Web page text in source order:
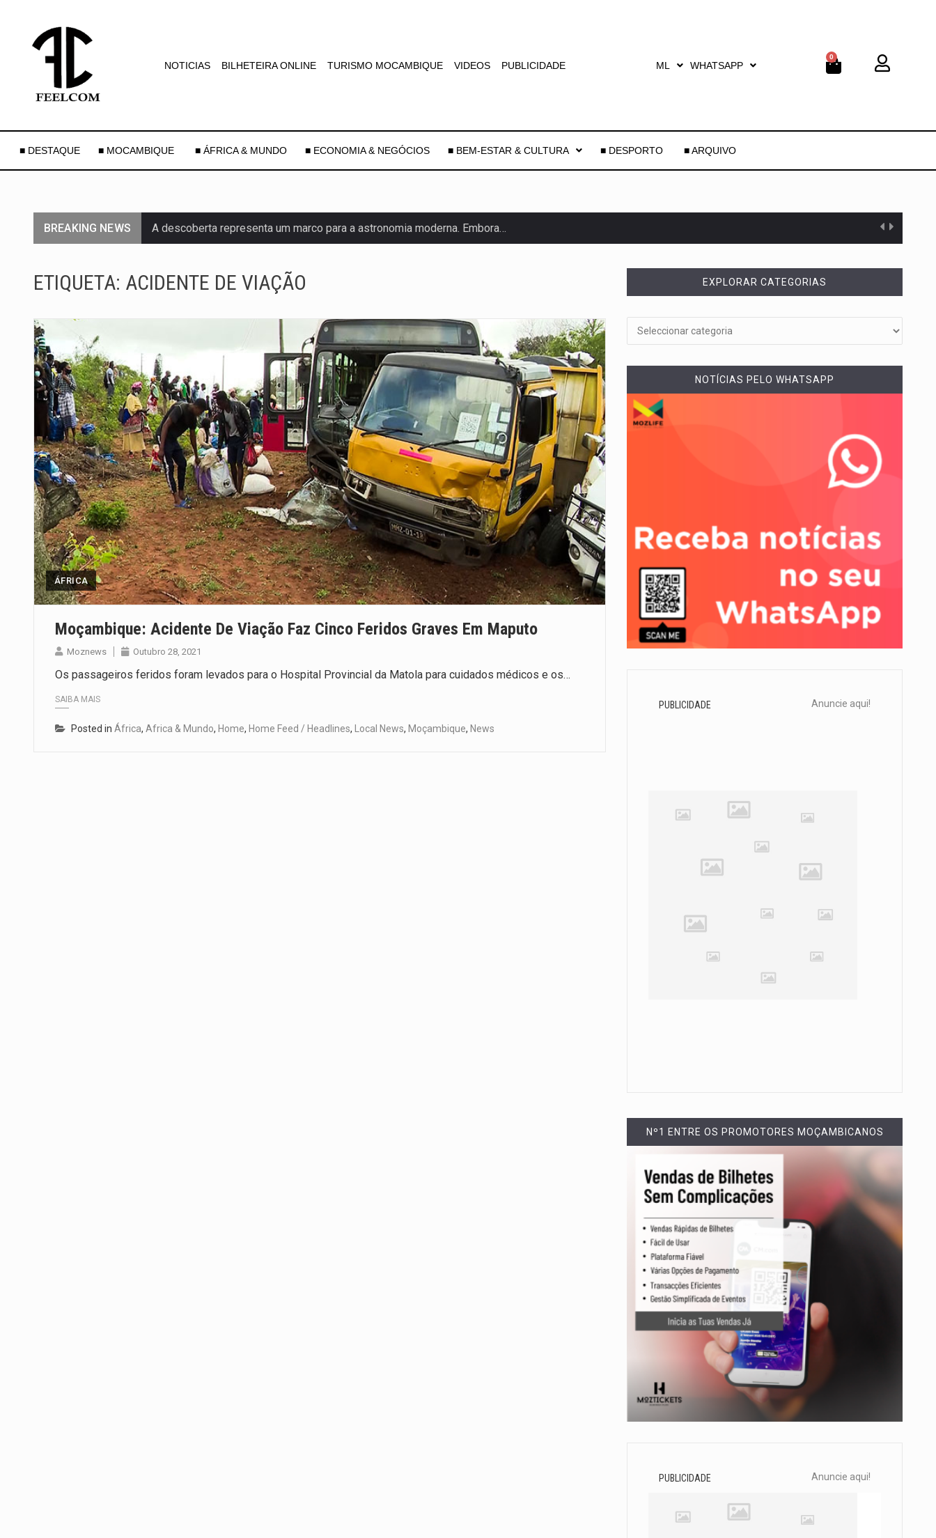
NOTICIAS BILHETEIRA ONLINE TURISMO MOCAMBIQUE VIDEOS PUBLICIDADE ML WHATSAPP
0
■ DESTAQUE ■ MOCAMBIQUE ■ ÁFRICA & MUNDO ■ ECONOMIA & NEGÓCIOS ■ BEM-ESTAR & CULTURA ■ DESPORTO ■ ARQUIVO
BREAKING NEWS A descoberta representa um marco para a astronomia moderna. Embora…
De acordo com as autoridades de saúde da Faixa de…
Um dos casos mais graves envolveu a residência de Sam…
A cidade de Bunia, capital da província de Ituri, tornou-se…
O pagamento marca o desfecho de um dos processos mais…
O programa, cuja implementação está prevista entre abril de 2026…
A nova legislação estabelece um prazo de 180 dias para…
O Departamento de Estado norte-americano confirmou que cidadãos dos Estados…
A final coloca frente a frente duas equipas que chegaram…
ETIQUETA: ACIDENTE DE VIAÇÃO
ÁFRICA
Moçambique: Acidente De Viação Faz Cinco Feridos Graves Em Maputo
Moznews Outubro 28, 2021
Os passageiros feridos foram levados para o Hospital Provincial da Matola para cuidados médicos e os…
SAIBA MAIS
Posted in África, Africa & Mundo, Home, Home Feed / Headlines, Local News, Moçambique, News
EXPLORAR CATEGORIAS
NOTÍCIAS PELO WHATSAPP
PUBLICIDADE Anuncie aqui!
Nº1 ENTRE OS PROMOTORES MOÇAMBICANOS
PUBLICIDADE Anuncie aqui!